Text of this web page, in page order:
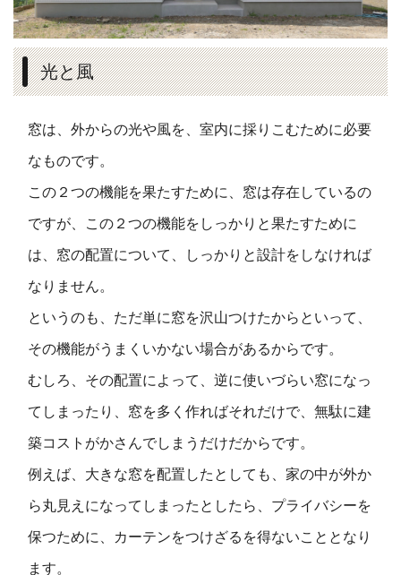
光と風
窓は、外からの光や風を、室内に採りこむために必要
なものです。
この２つの機能を果たすために、窓は存在しているの
ですが、この２つの機能をしっかりと果たすために
は、窓の配置について、しっかりと設計をしなければ
なりません。
というのも、ただ単に窓を沢山つけたからといって、
その機能がうまくいかない場合があるからです。
むしろ、その配置によって、逆に使いづらい窓になっ
てしまったり、窓を多く作ればそれだけで、無駄に建
築コストがかさんでしまうだけだからです。
例えば、大きな窓を配置したとしても、家の中が外か
ら丸見えになってしまったとしたら、プライバシーを
保つために、カーテンをつけざるを得ないこととなり
ます。